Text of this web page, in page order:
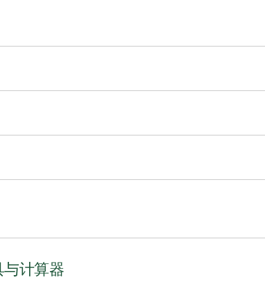
佳的选择。如果您不确定投资是否适合自己，请考虑这
险偏好。
标。重要的是，您应该选择符合您风险承受能力的产品
价值的潜在变化。
和RRIF。
与计算器